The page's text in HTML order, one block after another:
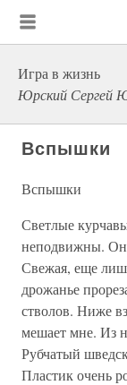
Игра в жизнь
Юрский Сергей
Вспышки
Вспышки
Светлые
неподвижны.
Свежая, еще
дрожанье
стволов. Ниже
мешает мне. Из
Рубчатый
Пластик очень